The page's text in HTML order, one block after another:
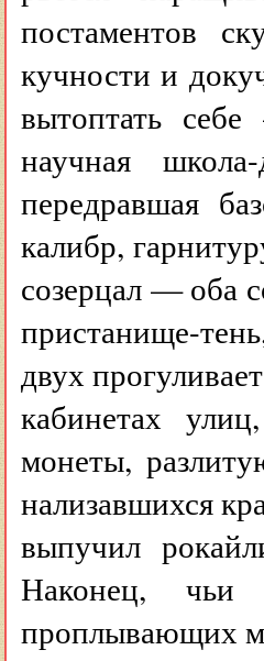
постаментов
кучности и
вытоптать
научная
передравшая
калибр,
созерцал — оба
пристанище-
двух
кабинетах
монеты,
нализавшихся
выпучил
Наконец,
проплывающих